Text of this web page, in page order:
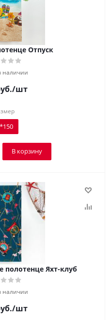
Отпуск
наличии
/шт
В корзину
полотенце Яхт-клуб
наличии
/шт